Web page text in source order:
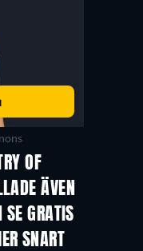
OF
ÄVEN
SE GRATIS
SNART